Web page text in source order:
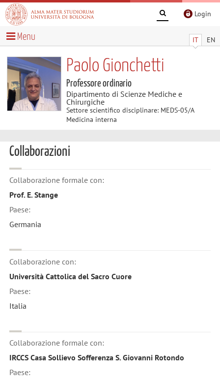
Login
IT EN
Menu
Paolo Gionchetti
Professore ordinario
Dipartimento di Scienze Mediche e
Chirurgiche
Settore scientifico disciplinare: MEDS-05/A
Medicina interna
Collaborazioni
Collaborazione formale con:
Prof. E. Stange
Paese:
Germania
Collaborazione con:
Università Cattolica del Sacro Cuore
Paese:
Italia
Collaborazione formale con:
IRCCS Casa Sollievo Sofferenza S. Giovanni Rotondo
Paese: